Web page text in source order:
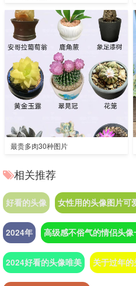
最贵多肉30种图片
相关推荐
好看的头像 女性用的头像图片可
2024年 高级感不俗气的情侣头像
2024好看的头像唯美 关于过年